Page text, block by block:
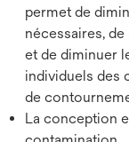
permet de
nécessaires,
et de diminuer
individuels des
de
La conception